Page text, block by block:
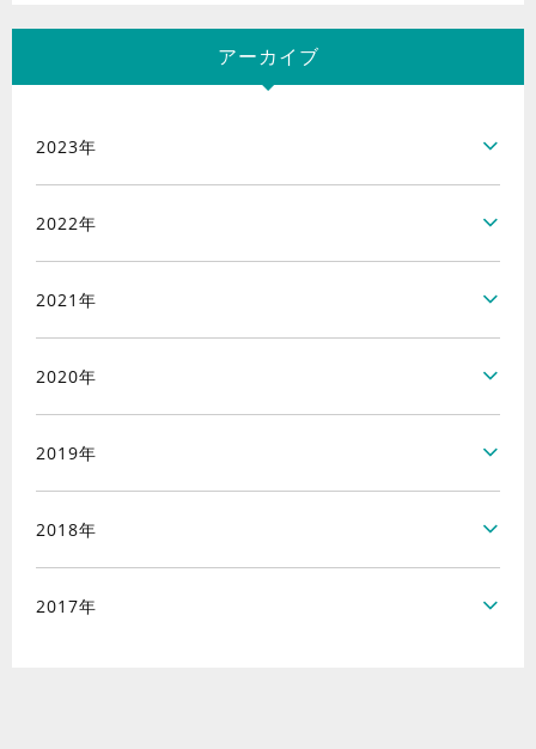
アーカイブ
2023年
2022年
2021年
2020年
2019年
2018年
2017年